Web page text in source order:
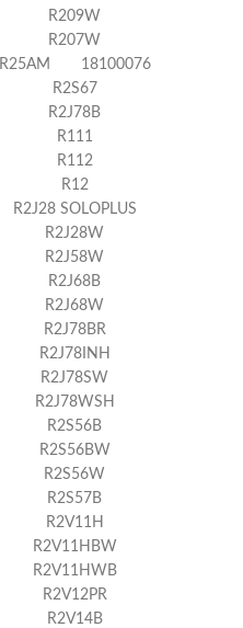
R209W
R207W
R25AM 18100076
R2S67
R2J78B
R111
R112
R12
R2J28 SOLOPLUS
R2J28W
R2J58W
R2J68B
R2J68W
R2J78BR
R2J78INH
R2J78SW
R2J78WSH
R2S56B
R2S56BW
R2S56W
R2S57B
R2V11H
R2V11HBW
R2V11HWB
R2V12PR
R2V14B